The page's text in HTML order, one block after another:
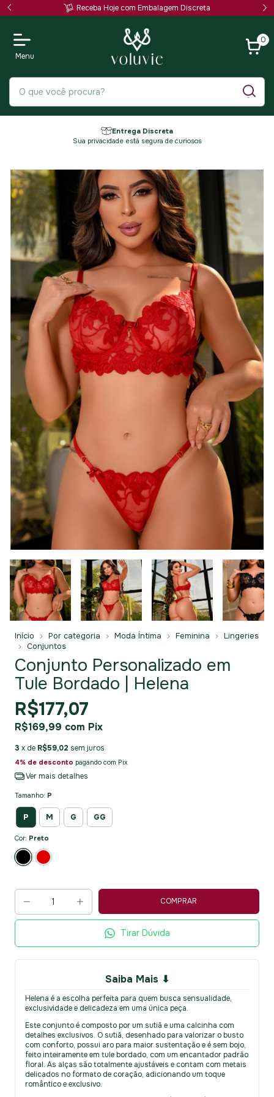
Receba Hoje com Embalagem Discreta
0
Entrega Discreta
Sua privacidade está segura de curiosos
Início Por categoria Moda Íntima Feminina
Lingeries
Conjuntos
Conjunto Personalizado em
Tule Bordado | Helena
R$177,07
R$169,99 com Pix
3 x de R$59,02 sem juros
4% de desconto pagando com Pix
Ver mais detalhes
Tamanho: P
P M G GG
Cor: Preto
Tirar Dúvida
Saiba Mais ⬇
Helena é a escolha perfeita para quem busca sensualidade,
exclusividade e delicadeza em uma única peça.
Este conjunto é composto por um sutiã e uma calcinha com
detalhes exclusivos. O sutiã, desenhado para valorizar o busto
com conforto, possui aro para maior sustentação e é sem bojo,
feito inteiramente em tule bordado, com um encantador padrão
floral. As alças são totalmente ajustáveis e contam com metais
delicados no formato de coração, adicionando um toque
romântico e exclusivo.